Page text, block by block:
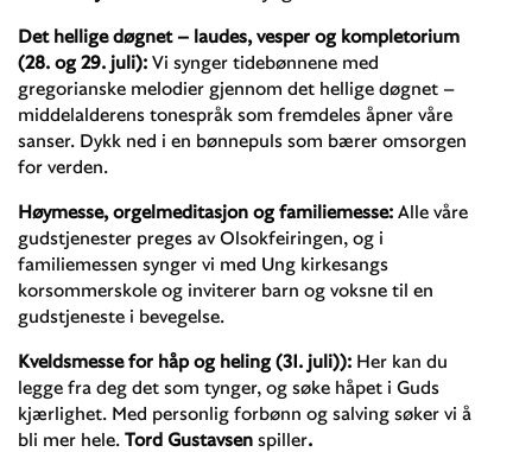
Det hellige døgnet – laudes, vesper og kompletorium
(28. og 29. juli): Vi synger tidebønnene med
gregorianske melodier gjennom det hellige døgnet –
middelalderens tonespråk som fremdeles åpner våre
sanser. Dykk ned i en bønnepuls som bærer omsorgen
for verden.
Høymesse, orgelmeditasjon og familiemesse: Alle våre
gudstjenester preges av Olsokfeiringen, og i
familiemessen synger vi med Ung kirkesangs
korsommerskole og inviterer barn og voksne til en
gudstjeneste i bevegelse.
Kveldsmesse for håp og heling (31. juli)): Her kan du
legge fra deg det som tynger, og søke håpet i Guds
kjærlighet. Med personlig forbønn og salving søker vi å
bli mer hele. Tord Gustavsen spiller.